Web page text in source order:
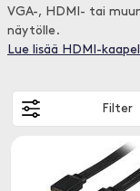
VGA-, HDMI- tai
näytölle.
Lue lisää HDMI-
Filter